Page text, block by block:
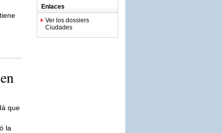
que
la
Enlaces
Ver los dossiers
Ciudades